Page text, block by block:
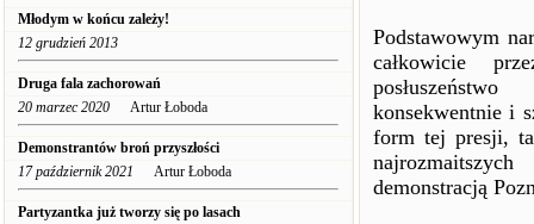
Młodym w końcu zależy!
12 grudzień 2013
Druga fala zachorowań
20 marzec 2020 Artur Łoboda
Demonstrantów broń przyszłości
17 październik 2021 Artur Łoboda
Partyzantka już tworzy się po lasach
Podstawowym
całkowicie
konsekwentnie i
form tej presji,
demonstracją